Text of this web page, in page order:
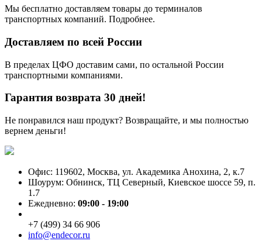
Мы бесплатно доставляем товары до терминалов
транспортных компаний. Подробнее.
Доставляем по всей России
В пределах ЦФО доставим сами, по остальной России
транспортными компаниями.
Гарантия возврата 30 дней!
Не понравился наш продукт? Возвращайте, и мы полностью
вернем деньги!
Офис: 119602, Москва, ул. Академика Анохина, 2, к.7
Шоурум: Обнинск, ТЦ Северный, Киевское шоссе 59, п.
1.7
Ежедневно: 09:00 - 19:00
+7 (499) 34 66 906
info@endecor.ru